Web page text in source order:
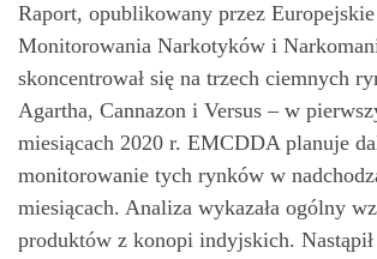
Raport, opublikowany przez
Monitorowania Narkotyków i
skoncentrował się na trzech ciemnych
Agartha, Cannazon i Versus – w
miesiącach 2020 r. EMCDDA planuje
monitorowanie tych rynków w
miesiącach. Analiza wykazała ogólny
produktów z konopi indyjskich.